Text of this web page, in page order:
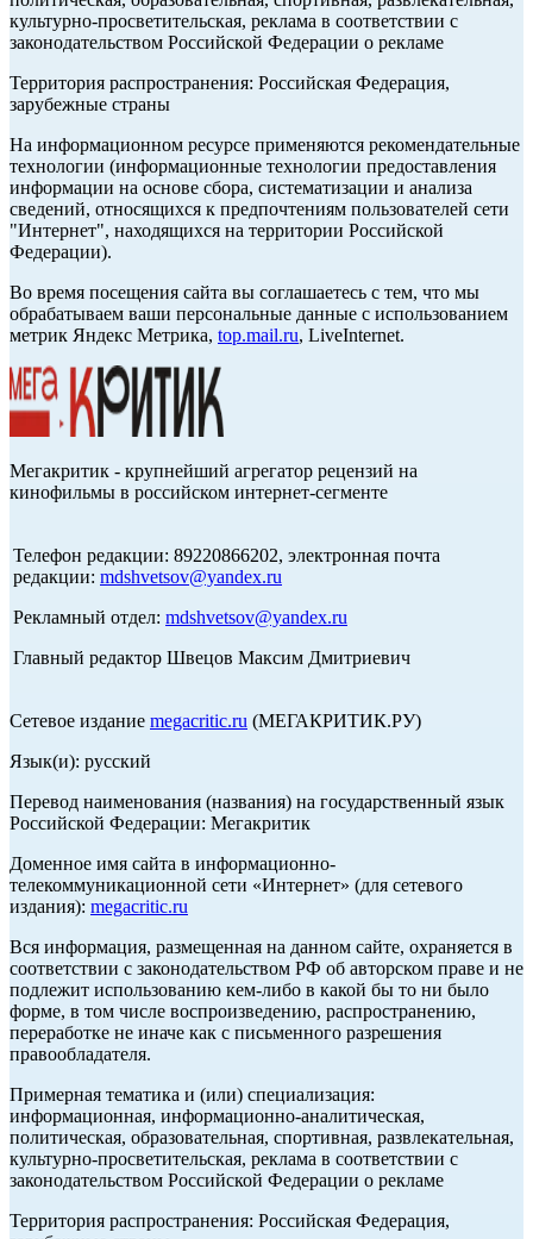
культурно-просветительская, реклама в соответствии с
законодательством Российской Федерации о рекламе
Территория распространения: Российская Федерация,
зарубежные страны
На информационном ресурсе применяются рекомендательные
технологии (информационные технологии предоставления
информации на основе сбора, систематизации и анализа
сведений, относящихся к предпочтениям пользователей сети
"Интернет", находящихся на территории Российской
Федерации).
Во время посещения сайта вы соглашаетесь с тем, что мы
обрабатываем ваши персональные данные с использованием
метрик Яндекс Метрика, top.mail.ru, LiveInternet.
Мегакритик - крупнейший агрегатор рецензий на
кинофильмы в российском интернет-сегменте
Телефон редакции: 89220866202, электронная почта
редакции: mdshvetsov@yandex.ru
Рекламный отдел: mdshvetsov@yandex.ru
Главный редактор Швецов Максим Дмитриевич
Сетевое издание megacritic.ru (МЕГАКРИТИК.РУ)
Язык(и): русский
Перевод наименования (названия) на государственный язык
Российской Федерации: Мегакритик
Доменное имя сайта в информационно-
телекоммуникационной сети «Интернет» (для сетевого
издания): megacritic.ru
Вся информация, размещенная на данном сайте, охраняется в
соответствии с законодательством РФ об авторском праве и не
подлежит использованию кем-либо в какой бы то ни было
форме, в том числе воспроизведению, распространению,
переработке не иначе как с письменного разрешения
правообладателя.
Примерная тематика и (или) специализация:
информационная, информационно-аналитическая,
политическая, образовательная, спортивная, развлекательная,
культурно-просветительская, реклама в соответствии с
законодательством Российской Федерации о рекламе
Территория распространения: Российская Федерация,